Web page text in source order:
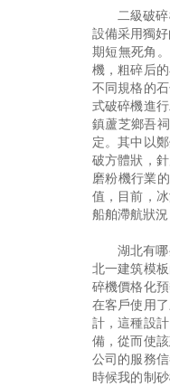
二級破
設備采用獨
期短無死角
機，粗碎后
不同規格的
式破碎機進
鎮蘆芝鄉吾
定。其中以
破方體狀，
磨粉機行業
值，目前，
船舶滯航狀
湖北有
北一建筑模
碎機價格化
在客戶使用
計，這種設
備，從而使
公司的服務
時候我的制